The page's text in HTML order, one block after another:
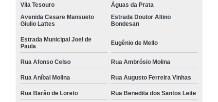
Vila Tesouro
Águas da Prata
Avenida Cesare Mansueto
Giulio Lattes
Estrada Doutor Altino
Bondesan
Estrada Municipal Joel de
Paula
Eugênio de Mello
Rua Afonso Celso Rua Ambrósio Molina
Rua Aníbal Molina Rua Augusto Ferreira Vinhas
Rua Barão de Loreto Rua Benedita dos Santos Leite